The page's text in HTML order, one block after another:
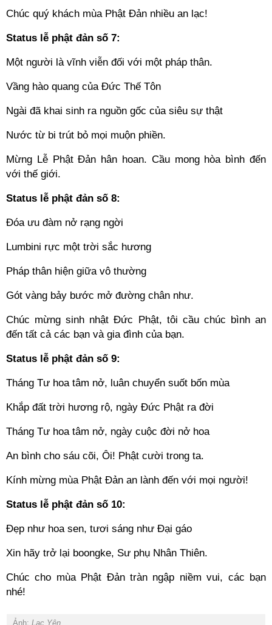
Chúc quý khách mùa Phật Đản nhiều an lạc!
Status lễ phật đản số 7:
Một người là vĩnh viễn đối với một pháp thân.
Vầng hào quang của Đức Thế Tôn
Ngài đã khai sinh ra nguồn gốc của siêu sự thật
Nước từ bi trút bỏ mọi muộn phiền.
Mừng Lễ Phật Đản hân hoan. Cầu mong hòa bình đến
với thế giới.
Status lễ phật đản số 8:
Đóa ưu đàm nở rạng ngời
Lumbini rực một trời sắc hương
Pháp thân hiện giữa vô thường
Gót vàng bảy bước mở đường chân như.
Chúc mừng sinh nhật Đức Phật, tôi cầu chúc bình an
đến tất cả các bạn và gia đình của bạn.
Status lễ phật đản số 9:
Tháng Tư hoa tâm nở, luân chuyển suốt bốn mùa
Khắp đất trời hương rộ, ngày Đức Phật ra đời
Tháng Tư hoa tâm nở, ngày cuộc đời nở hoa
An bình cho sáu cõi, Ôi! Phật cười trong ta.
Kính mừng mùa Phật Đản an lành đến với mọi người!
Status lễ phật đản số 10:
Đẹp như hoa sen, tươi sáng như Đại gáo
Xin hãy trở lại boongke, Sư phụ Nhân Thiên.
Chúc cho mùa Phật Đản tràn ngập niềm vui, các bạn
nhé!
Ảnh: Lạc Yên